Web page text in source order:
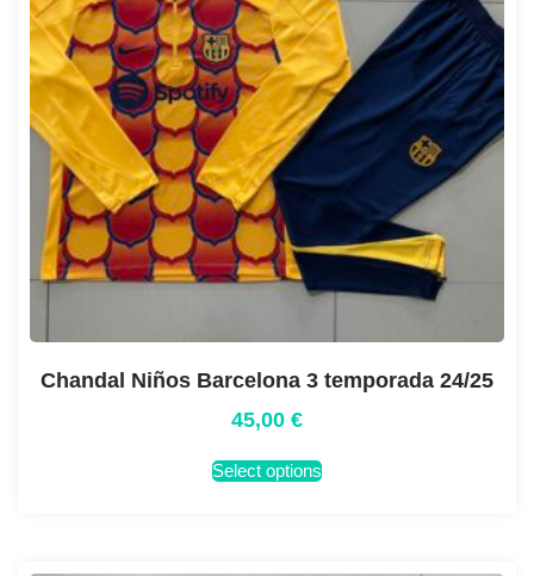
Chandal Niños Barcelona 3 temporada 24/25
45,00 €
Select options